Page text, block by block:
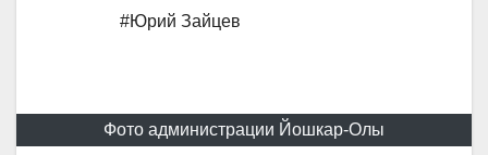
#Юрий Зайцев
Фото администрации Йошкар-Олы